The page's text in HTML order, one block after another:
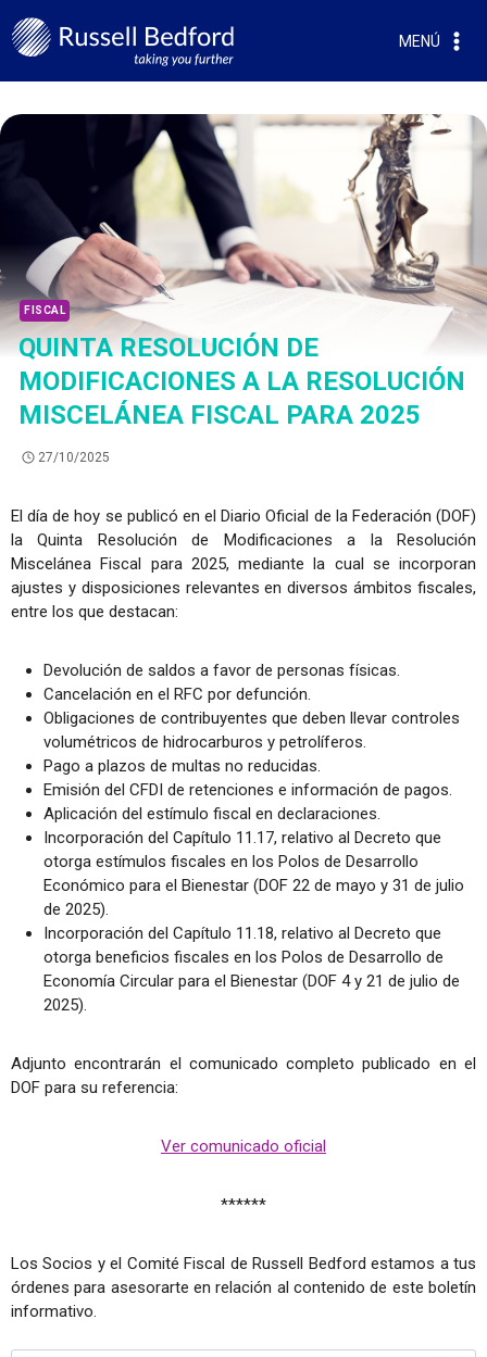
MENÚ
FISCAL
QUINTA RESOLUCIÓN DE
MODIFICACIONES A LA RESOLUCIÓN
MISCELÁNEA FISCAL PARA 2025
27/10/2025
El día de hoy se publicó en el Diario Oficial de la Federación (DOF)
la Quinta Resolución de Modificaciones a la Resolución
Miscelánea Fiscal para 2025, mediante la cual se incorporan
ajustes y disposiciones relevantes en diversos ámbitos fiscales,
entre los que destacan:
Devolución de saldos a favor de personas físicas.
Cancelación en el RFC por defunción.
Obligaciones de contribuyentes que deben llevar controles
volumétricos de hidrocarburos y petrolíferos.
Pago a plazos de multas no reducidas.
Emisión del CFDI de retenciones e información de pagos.
Aplicación del estímulo fiscal en declaraciones.
Incorporación del Capítulo 11.17, relativo al Decreto que
otorga estímulos fiscales en los Polos de Desarrollo
Económico para el Bienestar (DOF 22 de mayo y 31 de julio
de 2025).
Incorporación del Capítulo 11.18, relativo al Decreto que
otorga beneficios fiscales en los Polos de Desarrollo de
Economía Circular para el Bienestar (DOF 4 y 21 de julio de
2025).
Adjunto encontrarán el comunicado completo publicado en el
DOF para su referencia:
Ver comunicado oficial
******
Los Socios y el Comité Fiscal de Russell Bedford estamos a tus
órdenes para asesorarte en relación al contenido de este boletín
informativo.